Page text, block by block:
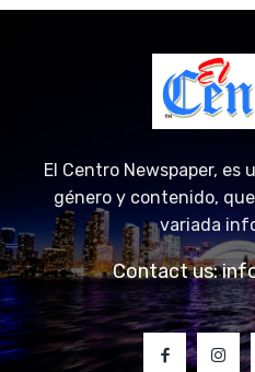
El Centro Newspaper, es
género y contenido,
variada
Contact us: